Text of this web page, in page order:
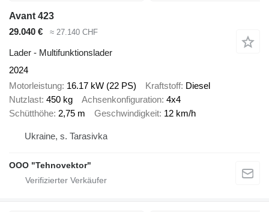
Avant 423
29.040 €
≈ 27.140 CHF
Lader - Multifunktionslader
2024
Motorleistung 16.17 kW (22 PS) Kraftstoff Diesel
Nutzlast 450 kg Achsenkonfiguration 4x4
Schütthöhe 2,75 m Geschwindigkeit 12 km/h
Ukraine, s. Tarasivka
OOO "Tehnovektor"